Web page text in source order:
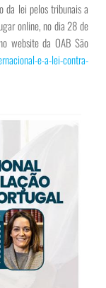
da lei pelos tribunais a
online, no dia 28 de
website da OAB São
e-a-lei-contra-